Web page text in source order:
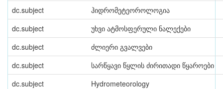
dc.subject
ჰიდრომეტეოროლოგია
dc.subject
უხვი ატმოსფერული ნალექები
dc.subject
ძლიერი გვალვები
dc.subject
სარწყავი წყლის ძირითადი წყაროები
dc.subject
Hydrometeorology